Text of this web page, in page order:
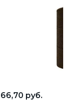
66,70 руб.